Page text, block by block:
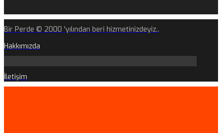
Bir Perde © 2000 'yılından beri hizmetinizdeyiz..
Hakkımızda
İletişim